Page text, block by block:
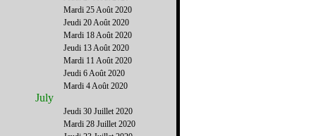
Mardi 25 Août 2020
Jeudi 20 Août 2020
Mardi 18 Août 2020
Jeudi 13 Août 2020
Mardi 11 Août 2020
Jeudi 6 Août 2020
Mardi 4 Août 2020
July
Jeudi 30 Juillet 2020
Mardi 28 Juillet 2020